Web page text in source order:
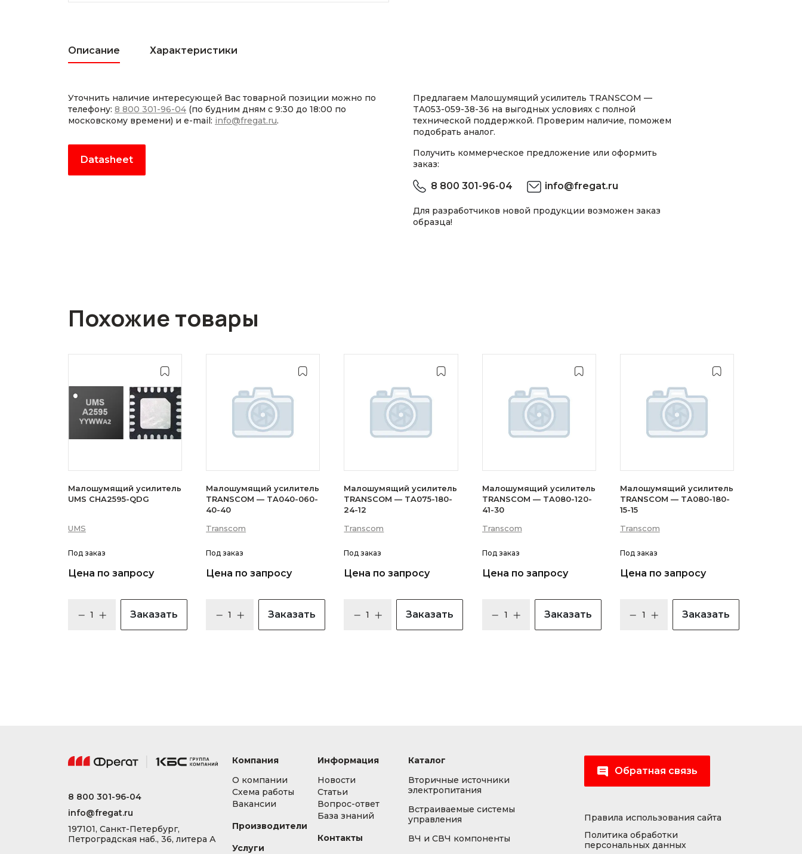
Описание Характеристики
Уточнить наличие интересующей Вас товарной позиции можно по
телефону: 8 800 301-96-04 (по будним дням с 9:30 до 18:00 по
московскому времени) и e-mail: info@fregat.ru.
Datasheet
Предлагаем Малошумящий усилитель TRANSCOM —
TA053-059-38-36 на выгодных условиях с полной
технической поддержкой. Проверим наличие, поможем
подобрать аналог.
Получить коммерческое предложение или оформить
заказ:
8 800 301-96-04 info@fregat.ru
Для разработчиков новой продукции возможен заказ
образца!
Похожие товары
Малошумящий усилитель
UMS CHA2595-QDG
UMS
Под заказ
Цена по запросу
Заказать
Малошумящий усилитель
TRANSCOM — TA040-060-
40-40
Transcom
Под заказ
Цена по запросу
Заказать
Малошумящий усилитель
TRANSCOM — TA075-180-
24-12
Transcom
Под заказ
Цена по запросу
Заказать
Малошумящий усилитель
TRANSCOM — TA080-120-
41-30
Transcom
Под заказ
Цена по запросу
Заказать
Малошумящий усилитель
TRANSCOM — TA080-180-
15-15
Transcom
Под заказ
Цена по запросу
Заказать
8 800 301-96-04
info@fregat.ru
197101, Санкт-Петербург,
Петроградская наб., 36, литера А
Компания
О компании
Схема работы
Вакансии
Производители
Услуги
Информация
Новости
Статьи
Вопрос-ответ
База знаний
Контакты
Каталог
Вторичные источники
электропитания
Встраиваемые системы
управления
ВЧ и СВЧ компоненты
Обратная связь
Правила использования сайта
Политика обработки
персональных данных